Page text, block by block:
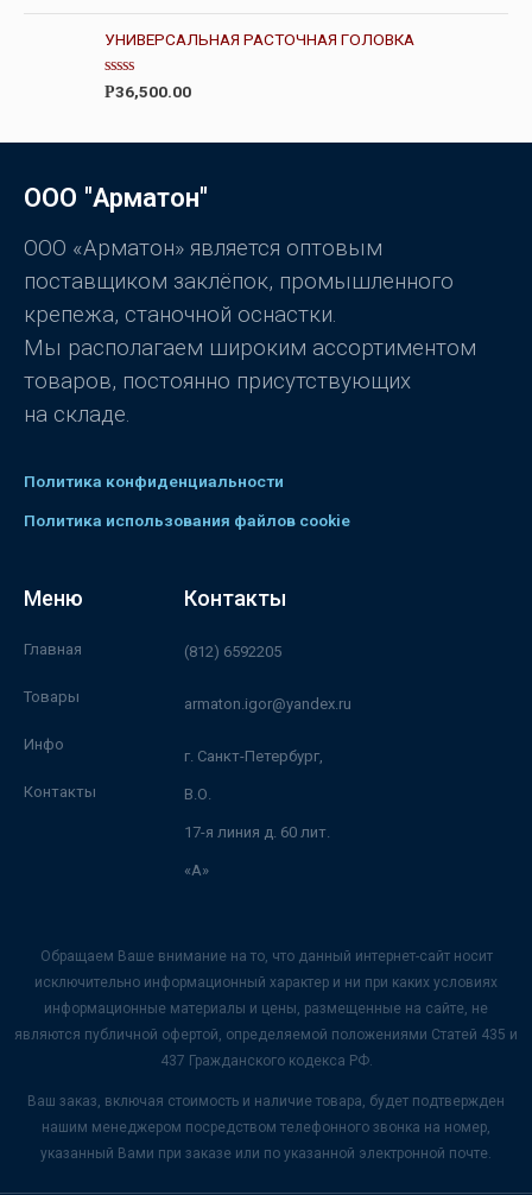
и
5
ц
е
н
к
а
0
5
УНИВЕРСАЛЬНАЯ РАСТОЧНАЯ ГОЛОВКА
О
и
з
Р36,500.00
ООО "Арматон"
ООО «Арматон» является оптовым
поставщиком заклёпок, промышленного
крепежа, станочной оснастки.
Мы располагаем широким ассортиментом
товаров, постоянно присутствующих
на складе.
Политика конфиденциальности
Политика использования файлов cookie
Меню
Главная
Товары
Инфо
Контакты
Контакты
(812) 6592205
armaton.igor@yandex.ru
г. Санкт-Петербург,
В.О.
17-я линия д. 60 лит.
«А»
Обращаем Ваше внимание на то, что данный интернет-сайт носит
исключительно информационный характер и ни при каких условиях
информационные материалы и цены, размещенные на сайте, не
являются публичной офертой, определяемой положениями Статей 435 и
437 Гражданского кодекса РФ.
Ваш заказ, включая стоимость и наличие товара, будет подтвержден
нашим менеджером посредством телефонного звонка на номер,
указанный Вами при заказе или по указанной электронной почте.